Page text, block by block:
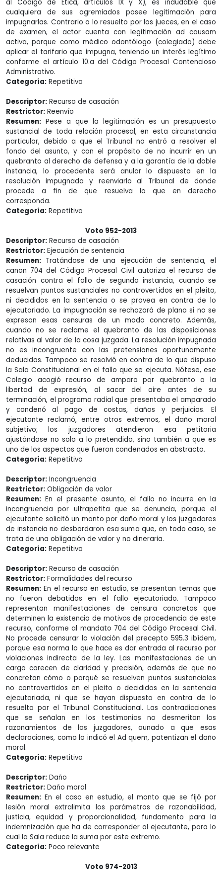
al Código de Ética, artículos IX y X), es indudable que
cualquiera de sus agremiados posee legitimación para
impugnarlas. Contrario a lo resuelto por los jueces, en el caso
de examen, el actor cuenta con legitimación ad causam
activa, porque como médico odontólogo (colegiado) debe
aplicar el tarifario que impugna, teniendo un interés legítimo
conforme el artículo 10.a del Código Procesal Contencioso
Administrativo.
Categoría: Repetitivo
Descriptor: Recurso de casación
Restrictor: Reenvío
Resumen: Pese a que la legitimación es un presupuesto
sustancial de toda relación procesal, en esta circunstancia
particular, debido a que el Tribunal no entró a resolver el
fondo del asunto, y con el propósito de no incurrir en un
quebranto al derecho de defensa y a la garantía de la doble
instancia, lo procedente será anular lo dispuesto en la
resolución impugnada y reenviarlo al Tribunal de donde
procede a fin de que resuelva lo que en derecho
corresponda.
Categoría: Repetitivo
Voto 952-2013
Descriptor: Recurso de casación
Restrictor: Ejecución de sentencia
Resumen: Tratándose de una ejecución de sentencia, el
canon 704 del Código Procesal Civil autoriza el recurso de
casación contra el fallo de segunda instancia, cuando se
resuelvan puntos sustanciales no controvertidos en el pleito,
ni decididos en la sentencia o se provea en contra de lo
ejecutoriado. La impugnación se rechazará de plano si no se
expresan esas censuras de un modo concreto. Además,
cuando no se reclame el quebranto de las disposiciones
relativas al valor de la cosa juzgada. La resolución impugnada
no es incongruente con las pretensiones oportunamente
deducidas. Tampoco se resolvió en contra de lo que dispuso
la Sala Constitucional en el fallo que se ejecuta. Nótese, ese
Colegio acogió recurso de amparo por quebranto a la
libertad de expresión, al sacar del aire antes de su
terminación, el programa radial que presentaba el amparado
y condenó al pago de costas, daños y perjuicios. El
ejecutante reclamó, entre otros extremos, el daño moral
subjetivo; los juzgadores atendieron esa petitoria
ajustándose no solo a lo pretendido, sino también a que es
uno de los aspectos que fueron condenados en abstracto.
Categoría: Repetitivo
Descriptor: Incongruencia
Restrictor: Obligación de valor
Resumen: En el presente asunto, el fallo no incurre en la
incongruencia por ultrapetita que se denuncia, porque el
ejecutante solicitó un monto por daño moral y los juzgadores
de instancia no desbordaron esa suma que, en todo caso, se
trata de una obligación de valor y no dineraria.
Categoría: Repetitivo
Descriptor: Recurso de casación
Restrictor: Formalidades del recurso
Resumen: En el recurso en estudio, se presentan temas que
no fueron debatidos en el fallo ejecutoriado. Tampoco
representan manifestaciones de censura concretas que
determinen la existencia de motivos de procedencia de este
recurso, conforme al mandato 704 del Código Procesal Civil.
No procede censurar la violación del precepto 595.3 ibídem,
porque esa norma lo que hace es dar entrada al recurso por
violaciones indirecta de la ley. Las manifestaciones de un
cargo carecen de claridad y precisión, además de que no
concretan cómo o porqué se resuelven puntos sustanciales
no controvertidos en el pleito o decididos en la sentencia
ejecutoriada, ni que se hayan dispuesto en contra de lo
resuelto por el Tribunal Constitucional. Las contradicciones
que se señalan en los testimonios no desmeritan los
razonamientos de los juzgadores, aunado a que esas
declaraciones, como lo indicó el Ad quem, patentizan el daño
moral.
Categoría: Repetitivo
Descriptor: Daño
Restrictor: Daño moral
Resumen: En el caso en estudio, el monto que se fijó por
lesión moral extralimita los parámetros de razonabilidad,
justicia, equidad y proporcionalidad, fundamento para la
indemnización que ha de corresponder al ejecutante, para lo
cual la Sala reduce la suma por este extremo.
Categoría: Poco relevante
Voto 974-2013